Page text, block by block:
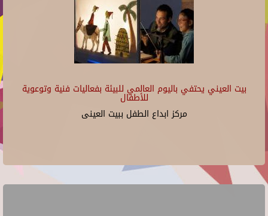
بيت العيني يحتفي باليوم العالمي للبيئة بفعاليات فنية وتوعوية
للأطفال
مركز ابداع الطفل ببيت العينى